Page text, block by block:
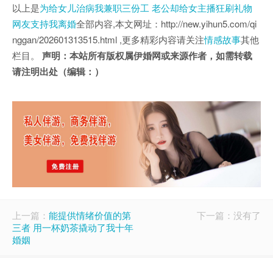
以上是为给女儿治病我兼职三份工 老公却给女主播狂刷礼物
网友支持我离婚全部内容,本文网址：http://new.yihun5.com/qi
nggan/202601313515.html ,更多精彩内容请关注情感故事其他
栏目。 声明：本站所有版权属伊婚网或来源作者，如需转载
请注明出处（编辑：）
上一篇： 能提供情绪价值的第
三者 用一杯奶茶撬动了我十年
婚姻
下一篇：没有了